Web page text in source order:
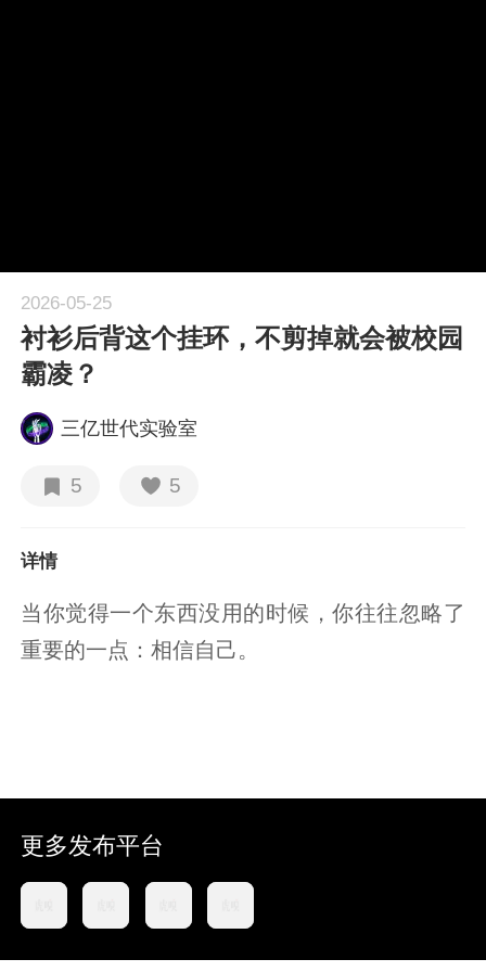
2026-05-25
衬衫后背这个挂环，不剪掉就会被校园
霸凌？
三亿世代实验室
5 5
详情
当你觉得一个东西没用的时候，你往往忽略了
重要的一点：相信自己。
更多发布平台